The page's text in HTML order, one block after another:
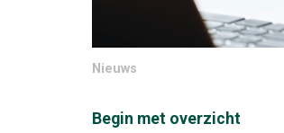
Nieuws
Begin met overzicht